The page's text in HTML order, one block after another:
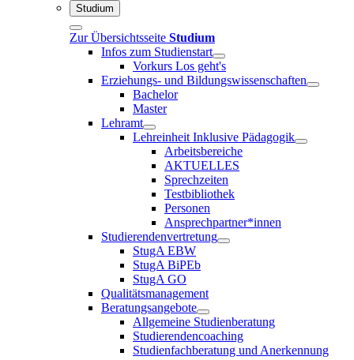
Studium
Zur Übersichtsseite Studium
Infos zum Studienstart
Vorkurs Los geht's
Erziehungs- und Bildungswissenschaften
Bachelor
Master
Lehramt
Lehreinheit Inklusive Pädagogik
Arbeitsbereiche
AKTUELLES
Sprechzeiten
Testbibliothek
Personen
Ansprechpartner*innen
Studierendenvertretung
StugA EBW
StugA BiPEb
StugA GO
Qualitätsmanagement
Beratungsangebote
Allgemeine Studienberatung
Studierendencoaching
Studienfachberatung und Anerkennung